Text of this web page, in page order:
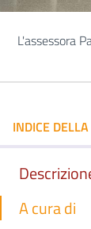
L'assessora
INDICE
A cura di